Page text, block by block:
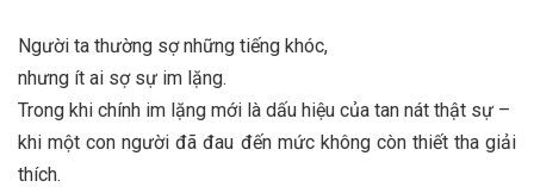
Người ta thường sợ những tiếng khóc,
nhưng ít ai sợ sự im lặng.
Trong khi chính im lặng mới là dấu hiệu của tan nát thật sự –
khi một con người đã đau đến mức không còn thiết tha giải
thích.